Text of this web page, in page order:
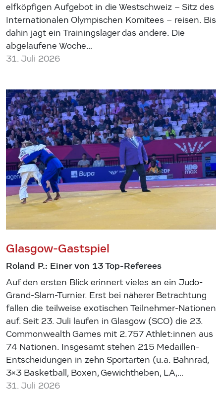
elfköpfigen Aufgebot in die Westschweiz – Sitz des
Internationalen Olympischen Komitees – reisen. Bis
dahin jagt ein Trainingslager das andere. Die
abgelaufene Woche…
31. Juli 2026
Glasgow-Gastspiel
Roland P.: Einer von 13 Top-Referees
Auf den ersten Blick erinnert vieles an ein Judo-
Grand-Slam-Turnier. Erst bei näherer Betrachtung
fallen die teilweise exotischen Teilnehmer-Nationen
auf. Seit 23. Juli laufen in Glasgow (SCO) die 23.
Commonwealth Games mit 2.757 Athlet:innen aus
74 Nationen. Insgesamt stehen 215 Medaillen-
Entscheidungen in zehn Sportarten (u.a. Bahnrad,
3×3 Basketball, Boxen, Gewichtheben, LA,…
31. Juli 2026